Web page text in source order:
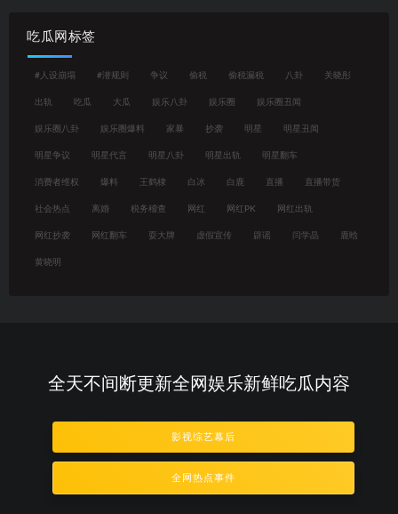
吃瓜网标签
#人设崩塌 #潜规则 争议 偷税 偷税漏税 八卦 关晓彤
出轨 吃瓜 大瓜 娱乐八卦 娱乐圈 娱乐圈丑闻
娱乐圈八卦 娱乐圈爆料 家暴 抄袭 明星 明星丑闻
明星争议 明星代言 明星八卦 明星出轨 明星翻车
消费者维权 爆料 王鹤棣 白冰 白鹿 直播 直播带货
社会热点 离婚 税务稽查 网红 网红PK 网红出轨
网红抄袭 网红翻车 耍大牌 虚假宣传 辟谣 闫学晶 鹿晗
黄晓明
全天不间断更新全网娱乐新鲜吃瓜内容
影视综艺幕后
全网热点事件